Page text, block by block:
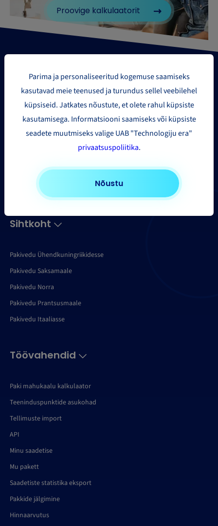
Proovige kalkulaatorit
Paki saatmise piirkonnad
Aasia ja Kaug-Ida
Muudesse riikidesse
Sihtkoht
Pakivedu Ühendkuningriikidesse
Pakivedu Saksamaale
Pakivedu Norra
Pakivedu Prantsusmaale
Pakivedu Itaaliasse
Töövahendid
Paki mahukaalu kalkulaator
Teeninduspunktide asukohad
Tellimuste import
API
Minu saadetise
Mu pakett
Saadetiste statistika eksport
Pakkide jälgimine
Hinnaarvutus
Parima ja personaliseeritud kogemuse saamiseks
kasutavad meie teenused ja turundus sellel veebilehel
küpsiseid. Jatkates nõustute, et olete rahul küpsiste
kasutamisega. Informatsiooni saamiseks või küpsiste
seadete muutmiseks valige UAB "Technologiju era"
privaatsuspoliitika.
Nõustu